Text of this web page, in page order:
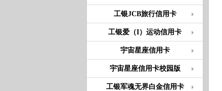
工银JCB旅行信用卡
工银爱（I）运动信用卡
宇宙星座信用卡
宇宙星座信用卡校园版
工银军魂无界白金信用卡